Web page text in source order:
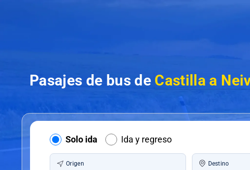
Pasajes de bus de Castilla a
Solo ida Ida y regreso
Origen Destino